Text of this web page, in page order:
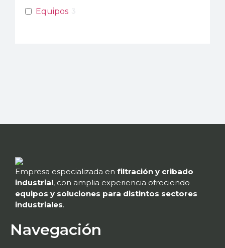
Equipos 3
Empresa especializada en filtración y cribado
industrial, con amplia experiencia ofreciendo
equipos y soluciones para distintos sectores
industriales.
Navegación